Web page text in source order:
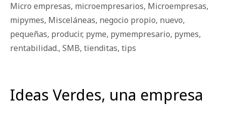
Micro empresas, microempresarios, Microempresas,
mipymes, Misceláneas, negocio propio, nuevo,
pequeñas, producir, pyme, pymempresario, pymes,
rentabilidad., SMB, tienditas, tips
Ideas Verdes, una empresa